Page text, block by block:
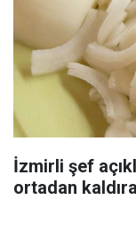
İzmirli şef
ortadan